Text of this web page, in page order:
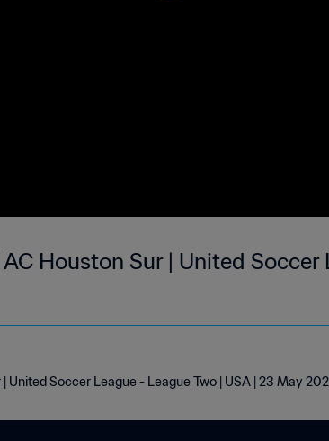
Houston Sur | United Soccer
United Soccer League - League Two | USA | 23 May